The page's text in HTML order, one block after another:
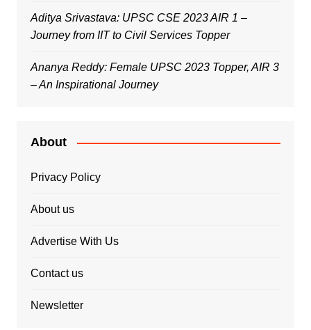
Aditya Srivastava: UPSC CSE 2023 AIR 1 –
Journey from IIT to Civil Services Topper
Ananya Reddy: Female UPSC 2023 Topper, AIR 3
– An Inspirational Journey
About
Privacy Policy
About us
Advertise With Us
Contact us
Newsletter